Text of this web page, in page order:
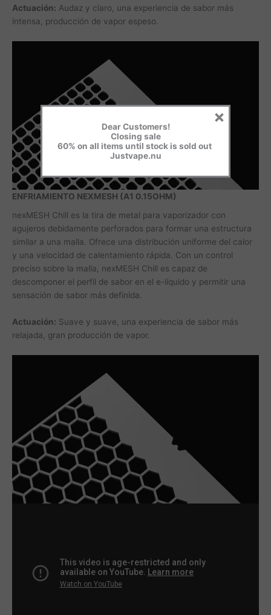
Actuación: Audaz y claro, una experiencia de sabor más
intensa, producción de vapor espeso.
ENFRIAMIENTO NEXMESH (A1 0.15OHM)
nexMESH Chill es la tira de metal para vaporizador con
agujeros debidamente perforados para formar una estructura
similar a una malla. Ofrece una distribución uniforme del calor
y una velocidad de calentamiento rápida. Con un control
preciso sobre la malla, nexMESH Chill es capaz de
descomponer el perfil de sabor en el e-líquido y permitir una
sensación de sabor más definida.
Actuación: Suave y suave, una experiencia de sabor más
relajada, gran producción de vapor.
Dear Customers!
Closing sale
60% on all items until stock is sold out
Justvape.nu
×